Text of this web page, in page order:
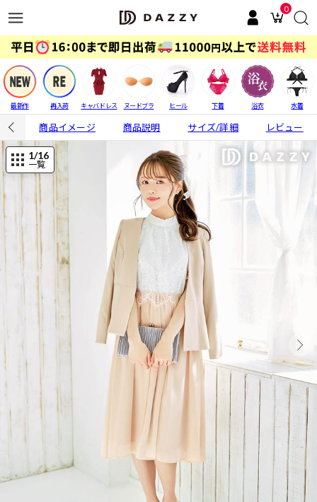
0
最新作 再入荷 キャバドレス ヌードブラ ヒール 下着 浴衣 水着
商品イメージ 商品説明 サイズ/詳細 レビュー
1/16
一覧